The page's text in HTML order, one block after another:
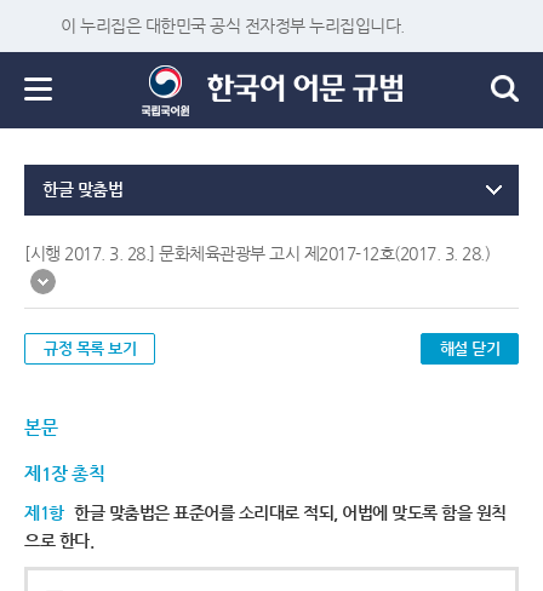
이 누리집은 대한민국 공식 전자정부 누리집입니다.
한글 맞춤법
[시행 2017. 3. 28.] 문화체육관광부 고시 제2017-12호(2017. 3. 28.)
규정 목록 보기 해설 닫기
본문
제1장 총칙
제1항 한글 맞춤법은 표준어를 소리대로 적되, 어법에 맞도록 함을 원칙
으로 한다.